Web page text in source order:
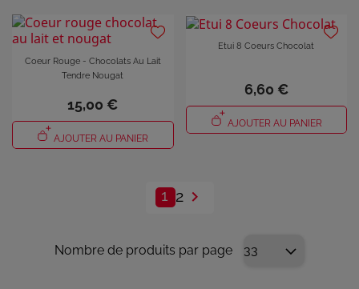
Coeur Rouge - Chocolats Au Lait
Tendre Nougat
15,00 €
AJOUTER AU PANIER
Etui 8 Coeurs Chocolat
6,60 €
AJOUTER AU PANIER
1 2 
Nombre de produits par page